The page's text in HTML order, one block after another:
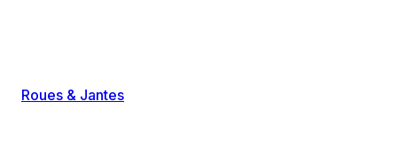
Roues & Jantes